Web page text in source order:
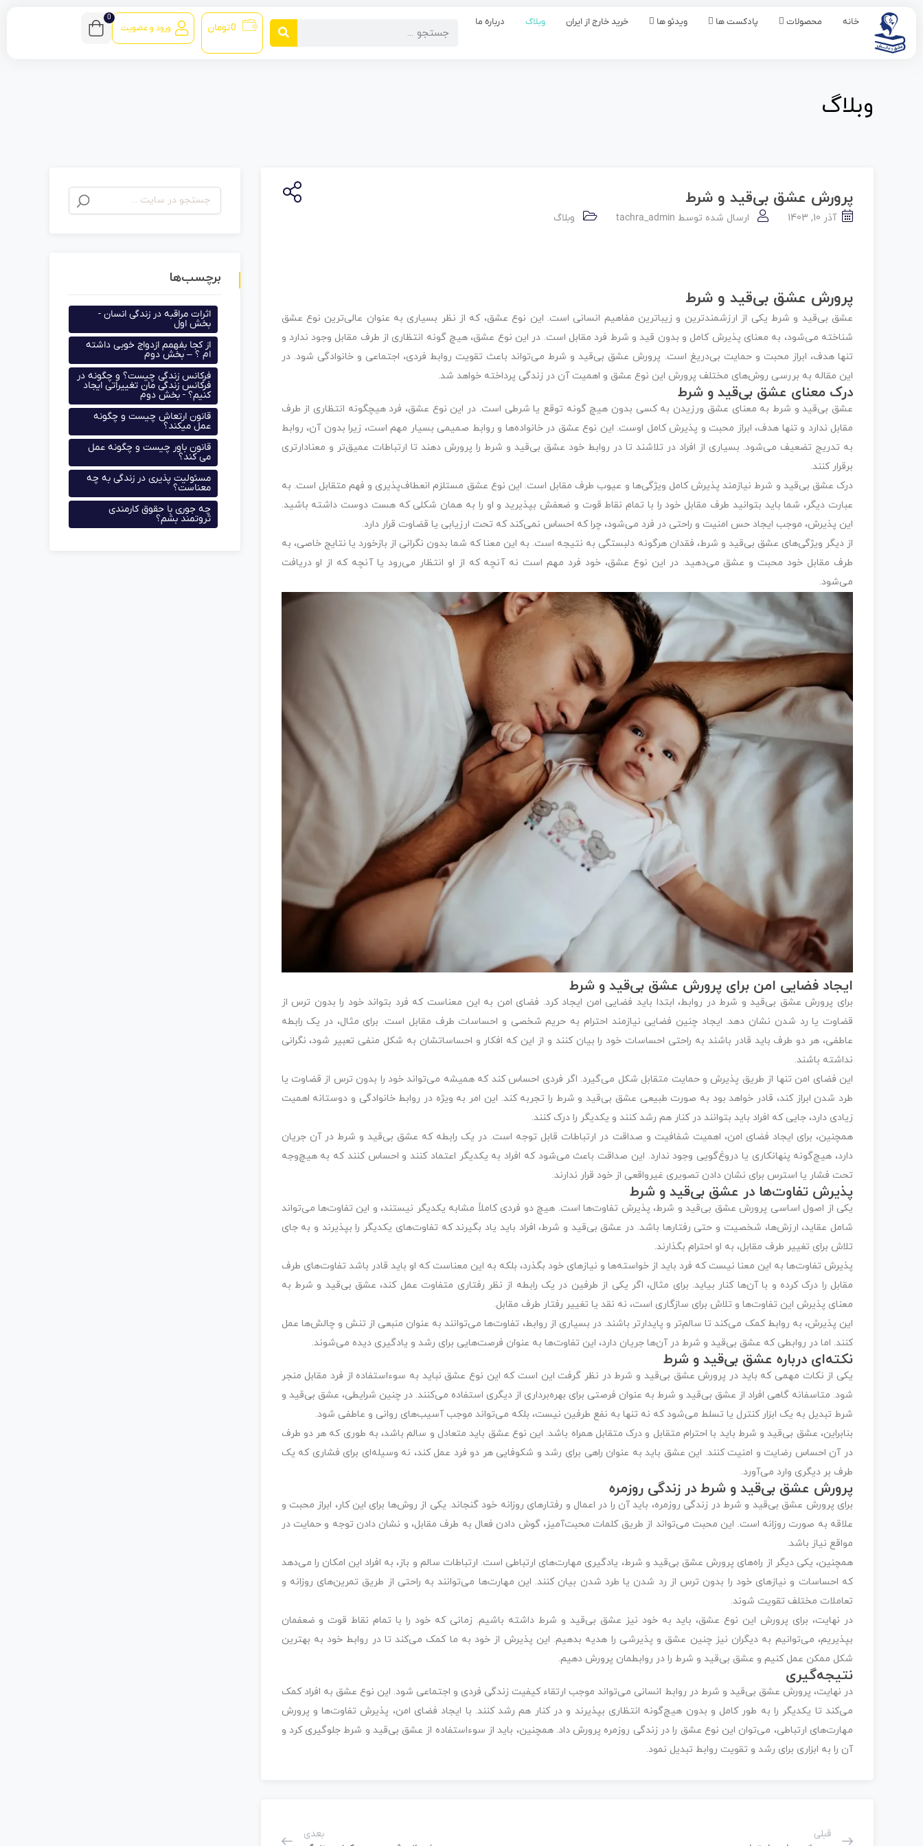
خانه محصولات پادکست ها ویدئو ها خرید خارج از ایران وبلاگ درباره ما 0تومان ورود و عضویت
0
وبلاگ
پرورش عشق بی‌قید و شرط
آذر 10, 1403 ارسال شده توسط tachra_admin وبلاگ
پرورش عشق بی‌قید و شرط
عشق بی‌قید و شرط یکی از ارزشمندترین و زیباترین مفاهیم انسانی است. این نوع عشق، که از نظر بسیاری به عنوان عالی‌ترین نوع عشق
شناخته می‌شود، به معنای پذیرش کامل و بدون قید و شرط فرد مقابل است. در این نوع عشق، هیچ گونه انتظاری از طرف مقابل وجود ندارد و
تنها هدف، ابراز محبت و حمایت بی‌دریغ است. پرورش عشق بی‌قید و شرط می‌تواند باعث تقویت روابط فردی، اجتماعی و خانوادگی شود. در
این مقاله به بررسی روش‌های مختلف پرورش این نوع عشق و اهمیت آن در زندگی پرداخته خواهد شد.
درک معنای عشق بی‌قید و شرط
عشق بی‌قید و شرط به معنای عشق ورزیدن به کسی بدون هیچ گونه توقع یا شرطی است. در این نوع عشق، فرد هیچگونه انتظاری از طرف
مقابل ندارد و تنها هدف، ابراز محبت و پذیرش کامل اوست. این نوع عشق در خانواده‌ها و روابط صمیمی بسیار مهم است، زیرا بدون آن، روابط
به تدریج تضعیف می‌شود. بسیاری از افراد در تلاشند تا در روابط خود عشق بی‌قید و شرط را پرورش دهند تا ارتباطات عمیق‌تر و معنادارتری
برقرار کنند.
درک عشق بی‌قید و شرط نیازمند پذیرش کامل ویژگی‌ها و عیوب طرف مقابل است. این نوع عشق مستلزم انعطاف‌پذیری و فهم متقابل است. به
عبارت دیگر، شما باید بتوانید طرف مقابل خود را با تمام نقاط قوت و ضعفش بپذیرید و او را به همان شکلی که هست دوست داشته باشید.
این پذیرش، موجب ایجاد حس امنیت و راحتی در فرد می‌شود، چرا که احساس نمی‌کند که تحت ارزیابی یا قضاوت قرار دارد.
از دیگر ویژگی‌های عشق بی‌قید و شرط، فقدان هرگونه دلبستگی به نتیجه است. به این معنا که شما بدون نگرانی از بازخورد یا نتایج خاصی، به
طرف مقابل خود محبت و عشق می‌دهید. در این نوع عشق، خود فرد مهم است نه آنچه که از او انتظار می‌رود یا آنچه که از او دریافت
می‌شود.
ایجاد فضایی امن برای پرورش عشق بی‌قید و شرط
برای پرورش عشق بی‌قید و شرط در روابط، ابتدا باید فضایی امن ایجاد کرد. فضای امن به این معناست که فرد بتواند خود را بدون ترس از
قضاوت یا رد شدن نشان دهد. ایجاد چنین فضایی نیازمند احترام به حریم شخصی و احساسات طرف مقابل است. برای مثال، در یک رابطه
عاطفی، هر دو طرف باید قادر باشند به راحتی احساسات خود را بیان کنند و از این که افکار و احساساتشان به شکل منفی تعبیر شود، نگرانی
نداشته باشند.
این فضای امن تنها از طریق پذیرش و حمایت متقابل شکل می‌گیرد. اگر فردی احساس کند که همیشه می‌تواند خود را بدون ترس از قضاوت یا
طرد شدن ابراز کند، قادر خواهد بود به صورت طبیعی عشق بی‌قید و شرط را تجربه کند. این امر به ویژه در روابط خانوادگی و دوستانه اهمیت
زیادی دارد، جایی که افراد باید بتوانند در کنار هم رشد کنند و یکدیگر را درک کنند.
همچنین، برای ایجاد فضای امن، اهمیت شفافیت و صداقت در ارتباطات قابل توجه است. در یک رابطه که عشق بی‌قید و شرط در آن جریان
دارد، هیچ‌گونه پنهانکاری یا دروغ‌گویی وجود ندارد. این صداقت باعث می‌شود که افراد به یکدیگر اعتماد کنند و احساس کنند که به هیچ‌وجه
تحت فشار یا استرس برای نشان دادن تصویری غیرواقعی از خود قرار ندارند.
پذیرش تفاوت‌ها در عشق بی‌قید و شرط
یکی از اصول اساسی پرورش عشق بی‌قید و شرط، پذیرش تفاوت‌ها است. هیچ دو فردی کاملاً مشابه یکدیگر نیستند، و این تفاوت‌ها می‌تواند
شامل عقاید، ارزش‌ها، شخصیت و حتی رفتارها باشد. در عشق بی‌قید و شرط، افراد باید یاد بگیرند که تفاوت‌های یکدیگر را بپذیرند و به جای
تلاش برای تغییر طرف مقابل، به او احترام بگذارند.
پذیرش تفاوت‌ها به این معنا نیست که فرد باید از خواسته‌ها و نیازهای خود بگذرد، بلکه به این معناست که او باید قادر باشد تفاوت‌های طرف
مقابل را درک کرده و با آن‌ها کنار بیاید. برای مثال، اگر یکی از طرفین در یک رابطه از نظر رفتاری متفاوت عمل کند، عشق بی‌قید و شرط به
معنای پذیرش این تفاوت‌ها و تلاش برای سازگاری است، نه نقد یا تغییر رفتار طرف مقابل.
این پذیرش، به روابط کمک می‌کند تا سالم‌تر و پایدارتر باشند. در بسیاری از روابط، تفاوت‌ها می‌توانند به عنوان منبعی از تنش و چالش‌ها عمل
کنند. اما در روابطی که عشق بی‌قید و شرط در آن‌ها جریان دارد، این تفاوت‌ها به عنوان فرصت‌هایی برای رشد و یادگیری دیده می‌شوند.
نکته‌ای درباره عشق بی‌قید و شرط
یکی از نکات مهمی که باید در پرورش عشق بی‌قید و شرط در نظر گرفت این است که این نوع عشق نباید به سوءاستفاده از فرد مقابل منجر
شود. متاسفانه گاهی افراد از عشق بی‌قید و شرط به عنوان فرصتی برای بهره‌برداری از دیگری استفاده می‌کنند. در چنین شرایطی، عشق بی‌قید و
شرط تبدیل به یک ابزار کنترل یا تسلط می‌شود که نه تنها به نفع طرفین نیست، بلکه می‌تواند موجب آسیب‌های روانی و عاطفی شود.
بنابراین، عشق بی‌قید و شرط باید با احترام متقابل و درک متقابل همراه باشد. این نوع عشق باید متعادل و سالم باشد، به طوری که هر دو طرف
در آن احساس رضایت و امنیت کنند. این عشق باید به عنوان راهی برای رشد و شکوفایی هر دو فرد عمل کند، نه وسیله‌ای برای فشاری که یک
طرف بر دیگری وارد می‌آورد.
پرورش عشق بی‌قید و شرط در زندگی روزمره
برای پرورش عشق بی‌قید و شرط در زندگی روزمره، باید آن را در اعمال و رفتارهای روزانه خود گنجاند. یکی از روش‌ها برای این کار، ابراز محبت و
علاقه به صورت روزانه است. این محبت می‌تواند از طریق کلمات محبت‌آمیز، گوش دادن فعال به طرف مقابل، و نشان دادن توجه و حمایت در
مواقع نیاز باشد.
همچنین، یکی دیگر از راه‌های پرورش عشق بی‌قید و شرط، یادگیری مهارت‌های ارتباطی است. ارتباطات سالم و باز، به افراد این امکان را می‌دهد
که احساسات و نیازهای خود را بدون ترس از رد شدن یا طرد شدن بیان کنند. این مهارت‌ها می‌توانند به راحتی از طریق تمرین‌های روزانه و
تعاملات مختلف تقویت شوند.
در نهایت، برای پرورش این نوع عشق، باید به خود نیز عشق بی‌قید و شرط داشته باشیم. زمانی که خود را با تمام نقاط قوت و ضعفمان
بپذیریم، می‌توانیم به دیگران نیز چنین عشق و پذیرشی را هدیه بدهیم. این پذیرش از خود به ما کمک می‌کند تا در روابط خود به بهترین
شکل ممکن عمل کنیم و عشق بی‌قید و شرط را در روابطمان پرورش دهیم.
نتیجه‌گیری
در نهایت، پرورش عشق بی‌قید و شرط در روابط انسانی می‌تواند موجب ارتقاء کیفیت زندگی فردی و اجتماعی شود. این نوع عشق به افراد کمک
می‌کند تا یکدیگر را به طور کامل و بدون هیچ‌گونه انتظاری بپذیرند و در کنار هم رشد کنند. با ایجاد فضای امن، پذیرش تفاوت‌ها و پرورش
مهارت‌های ارتباطی، می‌توان این نوع عشق را در زندگی روزمره پرورش داد. همچنین، باید از سوءاستفاده از عشق بی‌قید و شرط جلوگیری کرد و
آن را به ابزاری برای رشد و تقویت روابط تبدیل نمود.
قبلی
بعدی
برچسب‌ها
اثرات مراقبه در زندگی انسان -
بخش اول
از کجا بفهمم ازدواج خوبی داشته
ام ؟ – بخش دوم
فرکانس زندگی چیست؟ و چگونه در
فرکانس زندگی مان تغییراتی ایجاد
کنیم؟ - بخش دوم
قانون ارتعاش چیست و چگونه
عمل میکند؟
قانون باور چیست و چگونه عمل
می کند؟
مسئولیت پذیری در زندگی به چه
معناست؟
چه جوری با حقوق کارمندی
ثروتمند بشم؟